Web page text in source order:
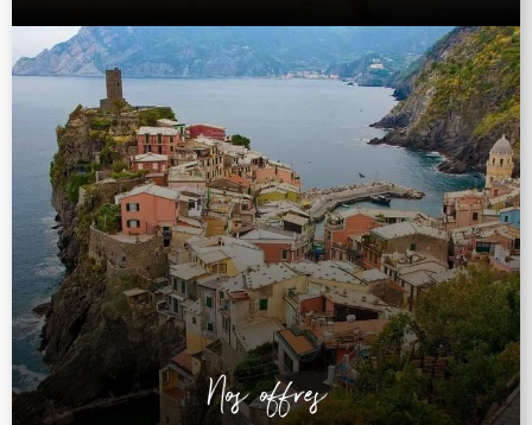
Nos offres